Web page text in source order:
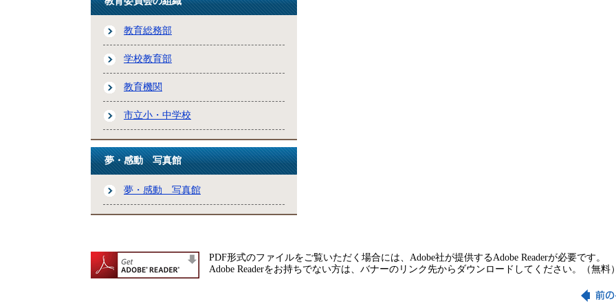
教育総務部
学校教育部
教育機関
市立小・中学校
夢・感動 写真館
夢・感動 写真館
PDF形式のファイルをご覧いただく場合には、Adobe社が提供するAdobe Readerが必要です。
Adobe Readerをお持ちでない方は、バナーのリンク先からダウンロードしてください。（無料